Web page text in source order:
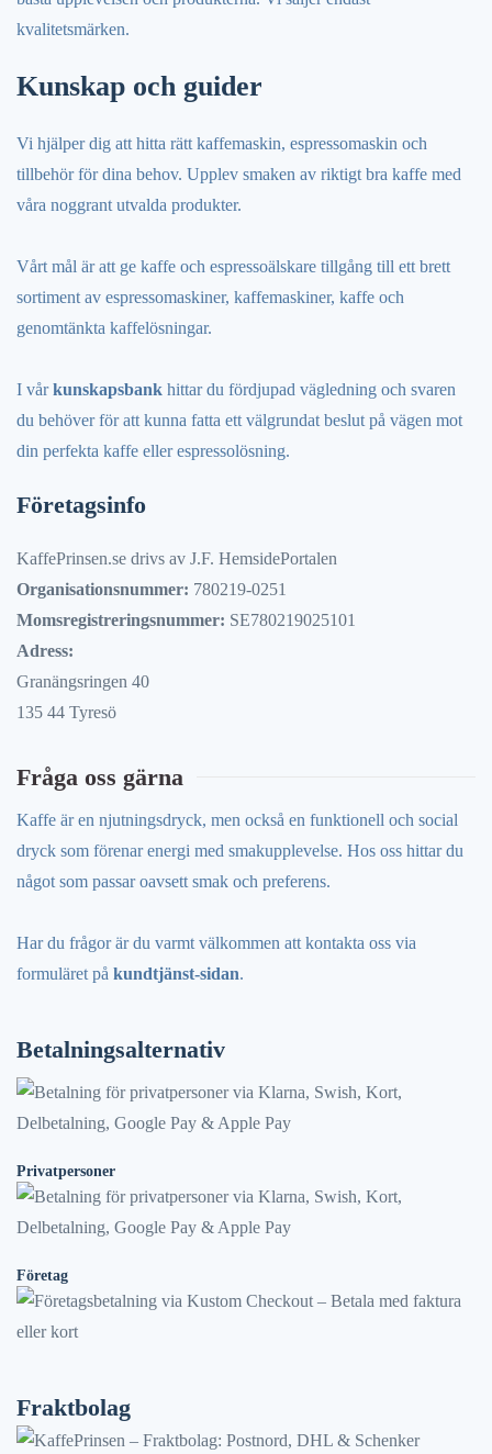
kvalitetsmärken.
Kunskap och guider
Vi hjälper dig att hitta rätt kaffemaskin, espressomaskin och
tillbehör för dina behov. Upplev smaken av riktigt bra kaffe med
våra noggrant utvalda produkter.
Vårt mål är att ge kaffe och espressoälskare tillgång till ett brett
sortiment av espressomaskiner, kaffemaskiner, kaffe och
genomtänkta kaffelösningar.
I vårkunskapsbank hittar du fördjupad vägledning och svaren
du behöver för att kunna fatta ett välgrundat beslut på vägen mot
din perfekta kaffe eller espressolösning.
Företagsinfo
KaffePrinsen.se drivs av J.F. HemsidePortalen
Organisationsnummer: 780219-0251
Momsregistreringsnummer: SE780219025101
Adress:
Granängsringen 40
135 44 Tyresö
Fråga oss gärna
Kaffe är en njutningsdryck, men också en funktionell och social
dryck som förenar energi med smakupplevelse. Hos oss hittar du
något som passar oavsett smak och preferens.
Har du frågor är du varmt välkommen att kontakta oss via
formuläret på kundtjänst-sidan.
Betalningsalternativ
Privatpersoner
Företag
Fraktbolag